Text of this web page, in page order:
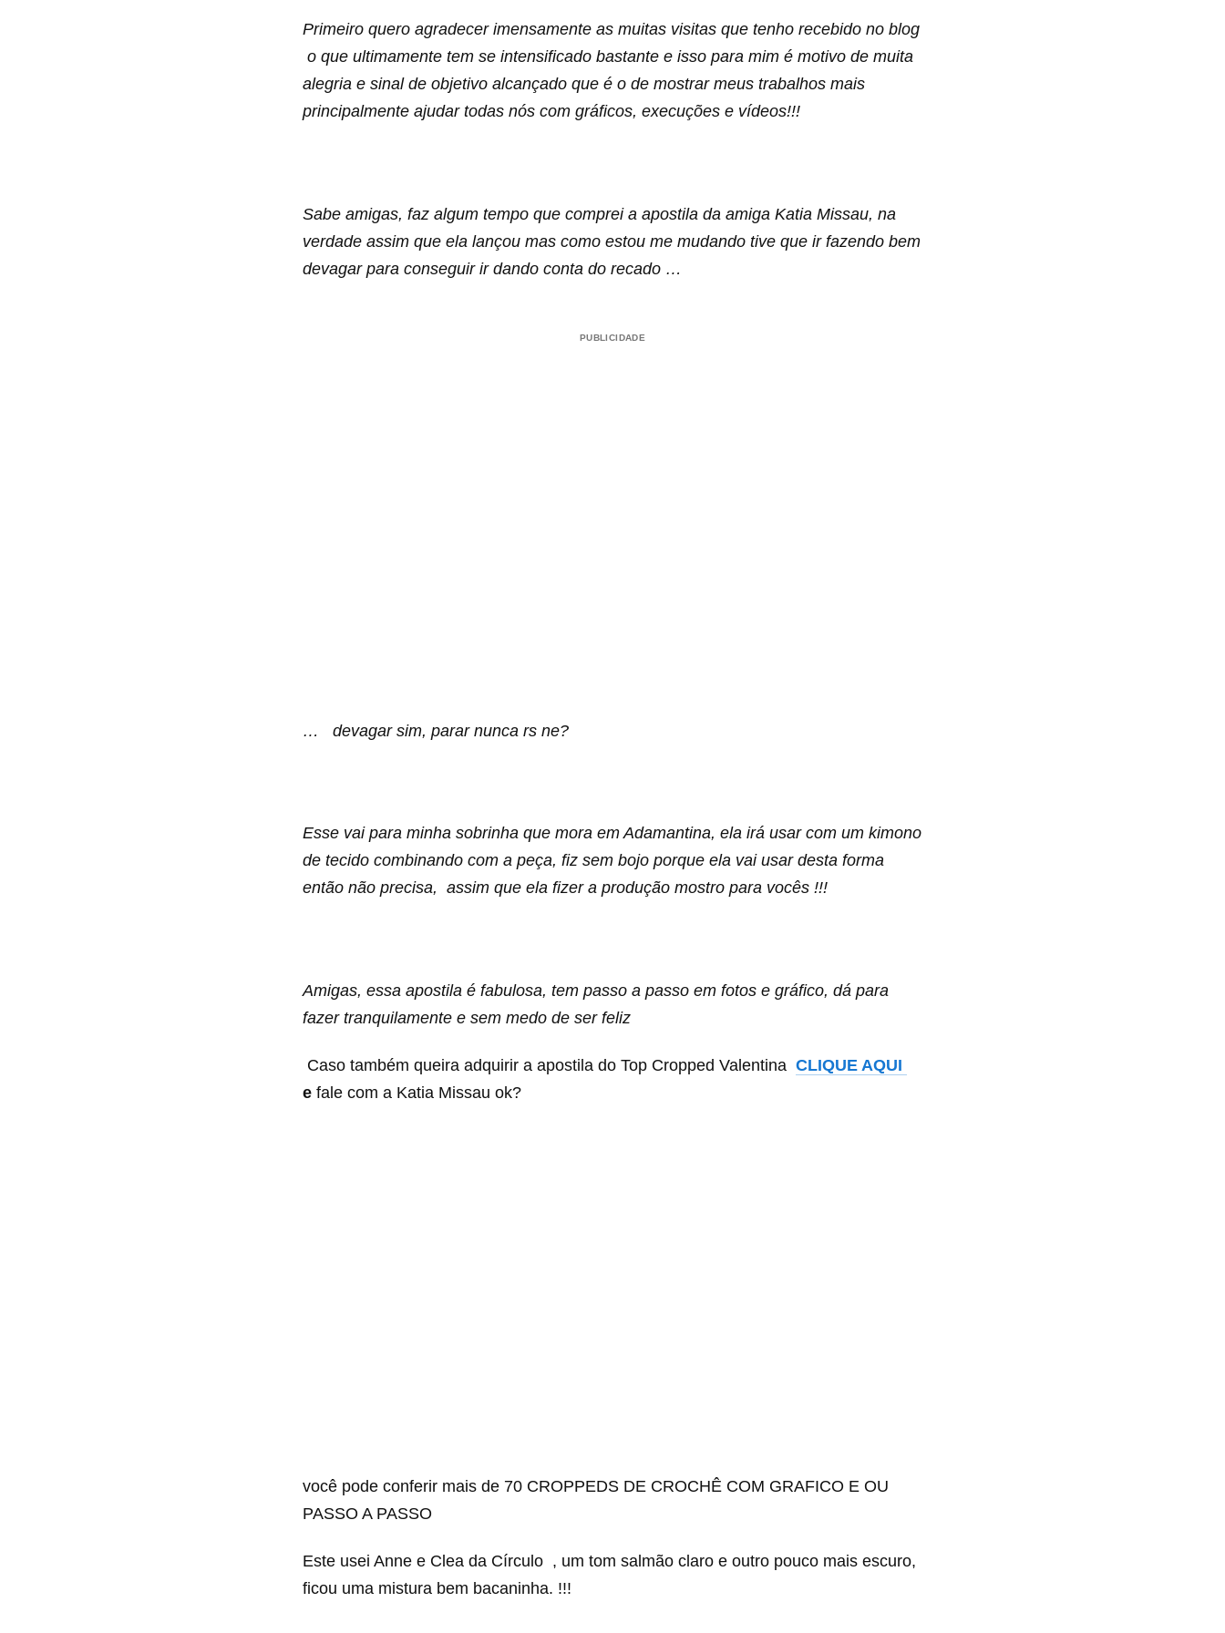
Primeiro quero agradecer imensamente as muitas visitas que tenho recebido no blog
o que ultimamente tem se intensificado bastante e isso para mim é motivo de muita
alegria e sinal de objetivo alcançado que é o de mostrar meus trabalhos mais
principalmente ajudar todas nós com gráficos, execuções e vídeos!!!
Sabe amigas, faz algum tempo que comprei a apostila da amiga Katia Missau, na
verdade assim que ela lançou mas como estou me mudando tive que ir fazendo bem
devagar para conseguir ir dando conta do recado …
PUBLICIDADE
… devagar sim, parar nunca rs ne?
Esse vai para minha sobrinha que mora em Adamantina, ela irá usar com um kimono
de tecido combinando com a peça, fiz sem bojo porque ela vai usar desta forma
então não precisa, assim que ela fizer a produção mostro para vocês !!!
Amigas, essa apostila é fabulosa, tem passo a passo em fotos e gráfico, dá para
fazer tranquilamente e sem medo de ser feliz
Caso também queira adquirir a apostila do Top Cropped Valentina CLIQUE AQUI
e fale com a Katia Missau ok?
você pode conferir mais de 70 CROPPEDS DE CROCHÊ COM GRAFICO E OU
PASSO A PASSO
Este usei Anne e Clea da Círculo , um tom salmão claro e outro pouco mais escuro,
ficou uma mistura bem bacaninha. !!!